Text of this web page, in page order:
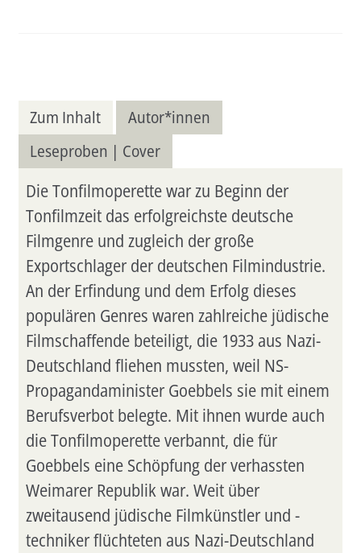
Zum Inhalt
Autor*innen
Leseproben | Cover
Die Tonfilmoperette war zu Beginn der
Tonfilmzeit das erfolgreichste deutsche
Filmgenre und zugleich der große
Exportschlager der deutschen Filmindustrie.
An der Erfindung und dem Erfolg dieses
populären Genres waren zahlreiche jüdische
Filmschaffende beteiligt, die 1933 aus Nazi-
Deutschland fliehen mussten, weil NS-
Propagandaminister Goebbels sie mit einem
Berufsverbot belegte. Mit ihnen wurde auch
die Tonfilmoperette verbannt, die für
Goebbels eine Schöpfung der verhassten
Weimarer Republik war. Weit über
zweitausend jüdische Filmkünstler und -
techniker flüchteten aus Nazi-Deutschland